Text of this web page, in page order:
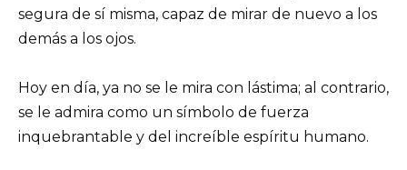
segura de sí misma, capaz de mirar de nuevo a los
demás a los ojos.
Hoy en día, ya no se le mira con lástima; al contrario,
se le admira como un símbolo de fuerza
inquebrantable y del increíble espíritu humano.